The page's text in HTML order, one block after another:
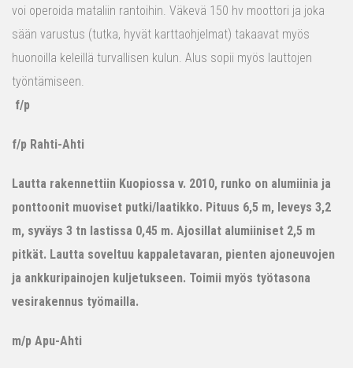
voi operoida mataliin rantoihin. Väkevä 150 hv moottori ja joka
sään varustus (tutka, hyvät karttaohjelmat) takaavat myös
huonoilla keleillä turvallisen kulun. Alus sopii myös lauttojen
työntämiseen.
f/p
f/p Rahti-Ahti
Lautta rakennettiin Kuopiossa v. 2010, runko on alumiinia ja
ponttoonit muoviset putki/laatikko. Pituus 6,5 m, leveys 3,2
m, syväys 3 tn lastissa 0,45 m. Ajosillat alumiiniset 2,5 m
pitkät. Lautta soveltuu kappaletavaran, pienten ajoneuvojen
ja ankkuripainojen kuljetukseen. Toimii myös työtasona
vesirakennus työmailla.
m/p Apu-Ahti